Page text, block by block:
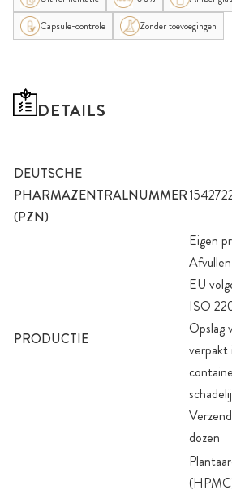
Capsule-controle
Zonder toevoegingen
DETAILS
DEUTSCHE
PHARMAZENTRALNUMMER
(PZN)
PRODUCTIE
Eigen
EU
ISO
Opslag
verpakt
dozen